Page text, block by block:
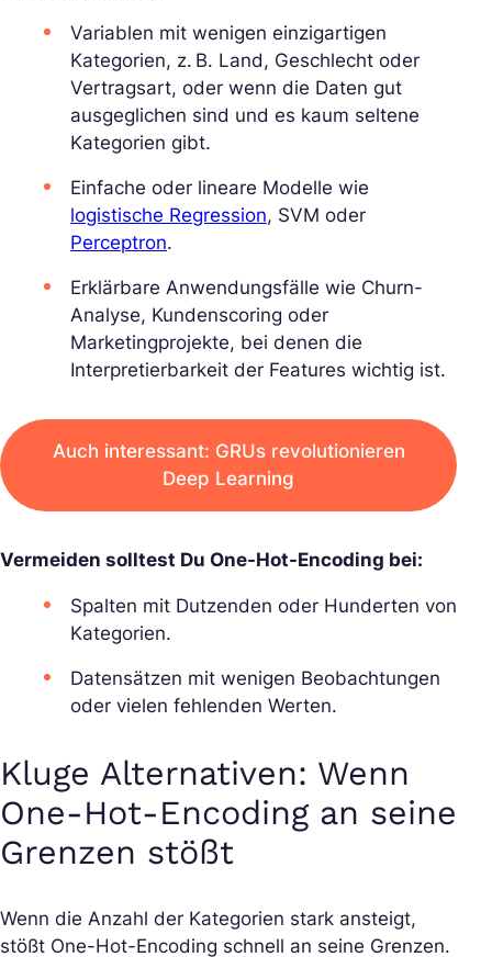
Variablen mit wenigen einzigartigen
Kategorien, z. B. Land, Geschlecht oder
Vertragsart, oder wenn die Daten gut
ausgeglichen sind und es kaum seltene
Kategorien gibt.
Einfache oder lineare Modelle wie
logistische Regression, SVM oder
Perceptron.
Erklärbare Anwendungsfälle wie Churn-
Analyse, Kundenscoring oder
Marketingprojekte, bei denen die
Interpretierbarkeit der Features wichtig ist.
Auch interessant: GRUs revolutionieren
Deep Learning
Vermeiden solltest Du One-Hot-Encoding bei:
Spalten mit Dutzenden oder Hunderten von
Kategorien.
Datensätzen mit wenigen Beobachtungen
oder vielen fehlenden Werten.
Kluge Alternativen: Wenn
One-Hot-Encoding an seine
Grenzen stößt
Wenn die Anzahl der Kategorien stark ansteigt,
stößt One-Hot-Encoding schnell an seine Grenzen.